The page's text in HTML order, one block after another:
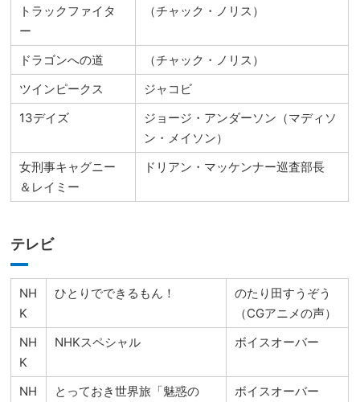
トラックファイタ
ー
（チャック・ノリス）
ドラゴンへの道
（チャック・ノリス）
ツインピークス
ジャコビ
13デイズ
ジョージ・アンダーソン（マディソ
ン・メイソン）
女刑事キャグニー
＆レイミー
ドリアン・マッケンナー巡査部長
テレビ
NH
K
ひとりでできるもん！
のたり田すうぞう
（CGアニメの声）
NH
K
NHKスペシャル ボイスオーバー
NH
とっておき世界旅「魅惑の
ボイスオーバー